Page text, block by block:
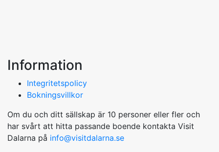
Information
Integritetspolicy
Bokningsvillkor
Om du och ditt sällskap är 10 personer eller fler och
har svårt att hitta passande boende kontakta Visit
Dalarna på info@visitdalarna.se